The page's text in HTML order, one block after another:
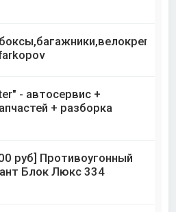
- автосервис +
+ разборка
руб] Противоугонный
Блок Люкс 334